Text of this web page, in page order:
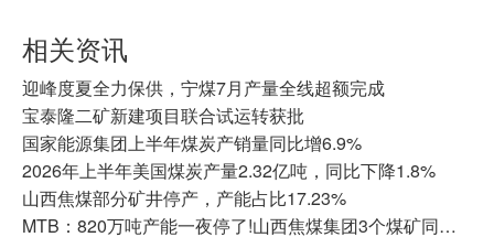
相关资讯
迎峰度夏全力保供，宁煤7月产量全线超额完成
宝泰隆二矿新建项目联合试运转获批
国家能源集团上半年煤炭产销量同比增6.9%
2026年上半年美国煤炭产量2.32亿吨，同比下降1.8%
山西焦煤部分矿井停产，产能占比17.23%
MTB：820万吨产能一夜停了!山西焦煤集团3个煤矿同时停产的背后